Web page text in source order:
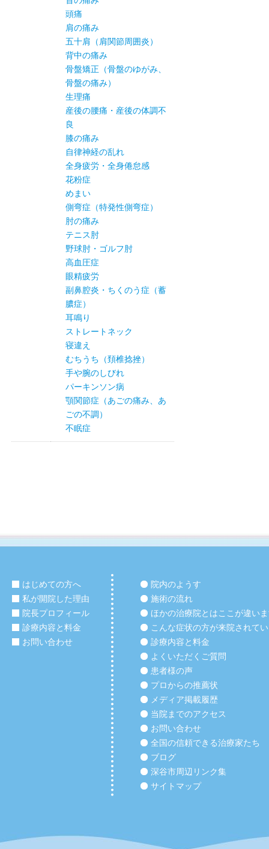
頭痛
肩の痛み
五十肩（肩関節周囲炎）
背中の痛み
骨盤矯正（骨盤のゆがみ、
骨盤の痛み）
生理痛
産後の腰痛・産後の体調不
良
膝の痛み
自律神経の乱れ
全身疲労・全身倦怠感
花粉症
めまい
側弯症（特発性側弯症）
肘の痛み
テニス肘
野球肘・ゴルフ肘
高血圧症
眼精疲労
副鼻腔炎・ちくのう症（蓄
膿症）
耳鳴り
ストレートネック
寝違え
むちうち（頚椎捻挫）
手や腕のしびれ
パーキンソン病
顎関節症（あごの痛み、あ
ごの不調）
不眠症
はじめての方へ
私が開院した理由
院長プロフィール
診療内容と料金
お問い合わせ
院内のようす
施術の流れ
ほかの治療院とはここが違い
こんな症状の方が来院されて
診療内容と料金
よくいただくご質問
患者様の声
プロからの推薦状
メディア掲載履歴
当院までのアクセス
お問い合わせ
全国の信頼できる治療家たち
ブログ
深谷市周辺リンク集
サイトマップ